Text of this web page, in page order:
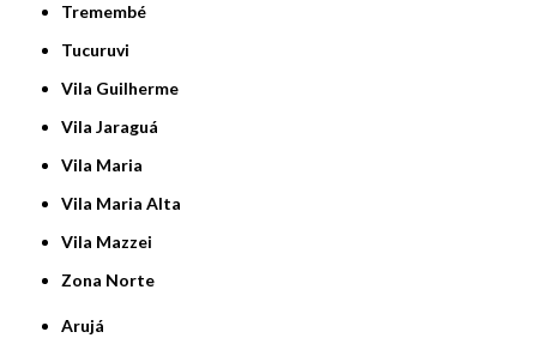
Tremembé
Tucuruvi
Vila Guilherme
Vila Jaraguá
Vila Maria
Vila Maria Alta
Vila Mazzei
Zona Norte
Arujá